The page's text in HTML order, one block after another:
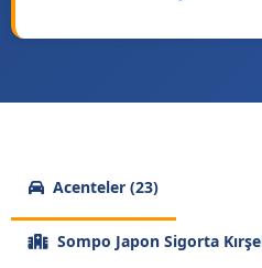
Acenteler (23)
Sompo Japon Sigorta